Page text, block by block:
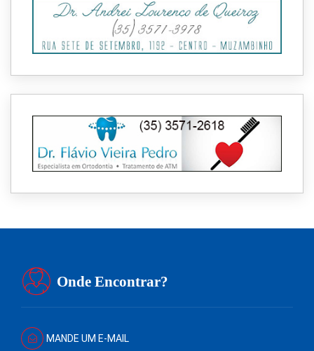
Onde Encontrar?
MANDE UM E-MAIL